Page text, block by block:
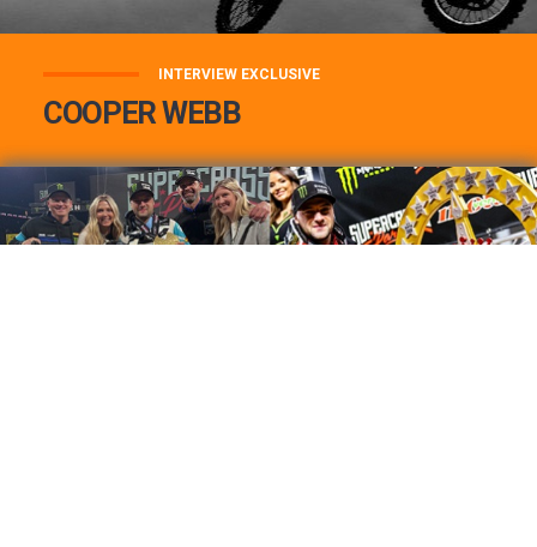
INTERVIEW EXCLUSIVE
COOPER WEBB